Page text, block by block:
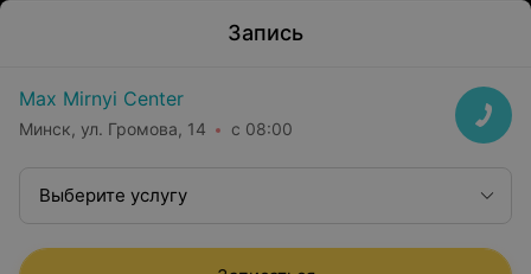
Запись
Max Mirnyi Center
Минск, ул. Громова, 14 с 08:00
Выберите услугу